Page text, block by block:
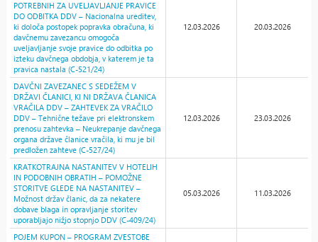
POTREBNIH ZA UVELJAVLJANJE PRAVICE
DO ODBITKA DDV – Nacionalna ureditev,
ki določa postopek popravka obračuna, ki
davčnemu zavezancu omogoča
uveljavljanje svoje pravice do odbitka po
izteku davčnega obdobja, v katerem je ta
pravica nastala (C-521/24)
12.03.2026 20.03.2026
DAVČNI ZAVEZANEC S SEDEŽEM V
DRŽAVI ČLANICI, KI NI DRŽAVA ČLANICA
VRAČILA DDV – ZAHTEVEK ZA VRAČILO
DDV – Tehnične težave pri elektronskem
prenosu zahtevka – Neukrepanje davčnega
organa države članice vračila, ki mu je bil
predložen zahteve (C-527/24)
12.03.2026 23.03.2026
KRATKOTRAJNA NASTANITEV V HOTELIH
IN PODOBNIH OBRATIH – POMOŽNE
STORITVE GLEDE NA NASTANITEV –
Možnost držav članic, da za nekatere
dobave blaga in opravljanje storitev
uporabljajo nižjo stopnjo DDV (C-409/24)
05.03.2026 11.03.2026
POJEM KUPON – PROGRAM ZVESTOBE